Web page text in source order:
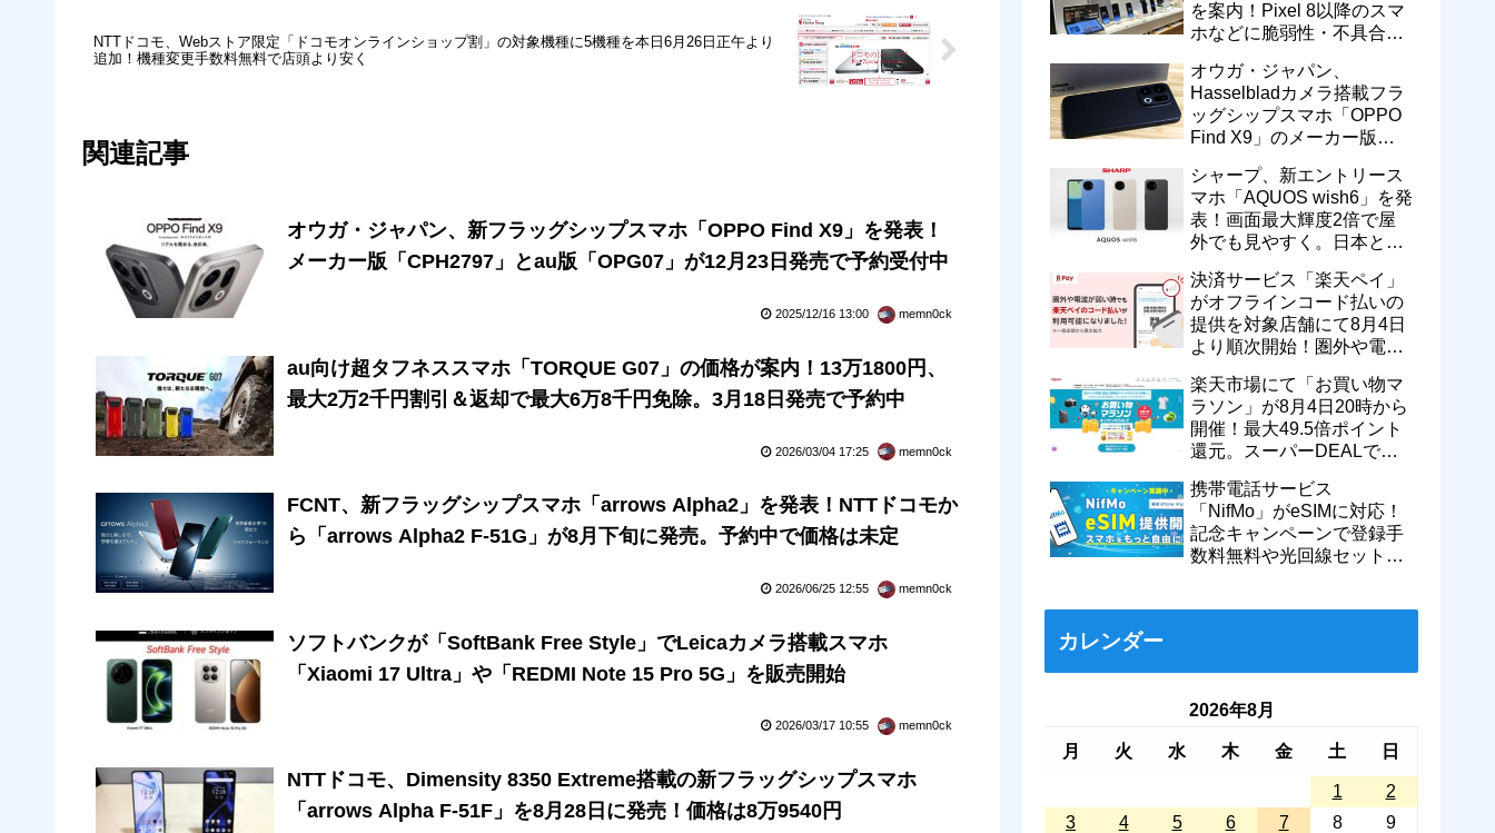
NTTドコモ、Webストア限定「ドコモオンラインショップ割」の対象機種に5機種を本日6月26日正午より
追加！機種変更手数料無料で店頭より安く
関連記事
オウガ・ジャパン、新フラッグシップスマホ「OPPO Find X9」を発表！
メーカー版「CPH2797」とau版「OPG07」が12月23日発売で予約受付中
2025/12/16 13:00 memn0ck
au向け超タフネススマホ「TORQUE G07」の価格が案内！13万1800円、
最大2万2千円割引＆返却で最大6万8千円免除。3月18日発売で予約中
2026/03/04 17:25 memn0ck
FCNT、新フラッグシップスマホ「arrows Alpha2」を発表！NTTドコモか
ら「arrows Alpha2 F-51G」が8月下旬に発売。予約中で価格は未定
2026/06/25 12:55 memn0ck
ソフトバンクが「SoftBank Free Style」でLeicaカメラ搭載スマホ
「Xiaomi 17 Ultra」や「REDMI Note 15 Pro 5G」を販売開始
2026/03/17 10:55 memn0ck
NTTドコモ、Dimensity 8350 Extreme搭載の新フラッグシップスマホ
「arrows Alpha F-51F」を8月28日に発売！価格は8万9540円
を案内！Pixel 8以降のスマ
ホなどに脆弱性・不具合の
新が提供開始
オウガ・ジャパン、
Hasselbladカメラ搭載フラ
ッグシップスマホ「OPPO
Find X9」のメーカー版
げ！15万9800円に
シャープ、新エントリース
マホ「AQUOS wish6」を発
表！画面最大輝度2倍で屋
外でも見やすく。日本と台
売
決済サービス「楽天ペイ」
がオフラインコード払いの
提供を対象店舗にて8月4日
より順次開始！圏外や電波
に
楽天市場にて「お買い物マ
ラソン」が8月4日20時から
開催！最大49.5倍ポイント
還元。スーパーDEALで
など
携帯電話サービス
「NifMo」がeSIMに対応！
記念キャンペーンで登録手
数料無料や光回線セットで
カレンダー
2026年8月
月 火 水 木 金 土 日
1
2
3
4 5 6 7 8 9